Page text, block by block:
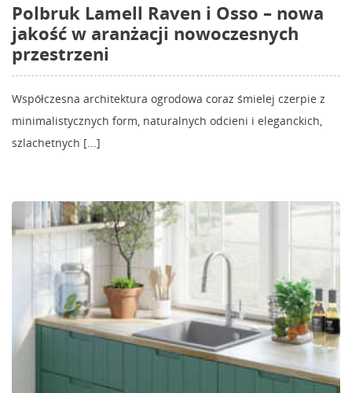
Polbruk Lamell Raven i Osso – nowa
jakość w aranżacji nowoczesnych
przestrzeni
Współczesna architektura ogrodowa coraz śmielej czerpie z
minimalistycznych form, naturalnych odcieni i eleganckich,
szlachetnych [...]